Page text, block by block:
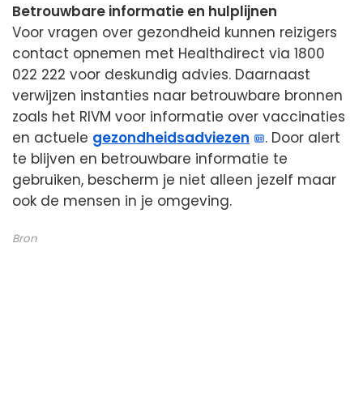
Betrouwbare informatie en hulplijnen
Voor vragen over gezondheid kunnen reizigers
contact opnemen met Healthdirect via 1800
022 222 voor deskundig advies. Daarnaast
verwijzen instanties naar betrouwbare bronnen
zoals het RIVM voor informatie over vaccinaties
en actuele gezondheidsadviezen
. Door alert
te blijven en betrouwbare informatie te
gebruiken, bescherm je niet alleen jezelf maar
ook de mensen in je omgeving.
Bron